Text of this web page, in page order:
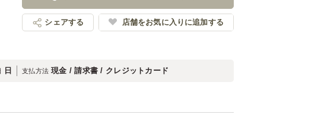
シェアする 店舗をお気に入りに追加する
日 支払方法 現金 / 請求書 / クレジットカード